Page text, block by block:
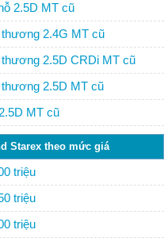
2.5D MT cũ
2.4G MT cũ
2.5D CRDi MT cũ
2.5D MT cũ
MT cũ
Starex theo mức giá
triệu
triệu
triệu